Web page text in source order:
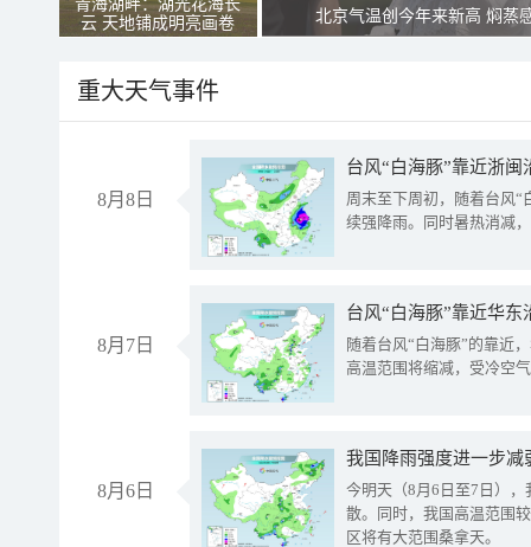
青海湖畔：湖光花海长
云 天地铺成明亮画卷
北京气温创今年来新高 焖蒸
重大天气事件
8月8日
台风“白海豚”靠近浙
周末至下周初，随着台风“
续强降雨。同时暑热消减
8月7日
台风“白海豚”靠近华
随着台风“白海豚”的靠近
高温范围将缩减，受冷空
8月6日
今明天（8月6日至7日）
散。同时，我国高温范围
区将有大范围桑拿天。